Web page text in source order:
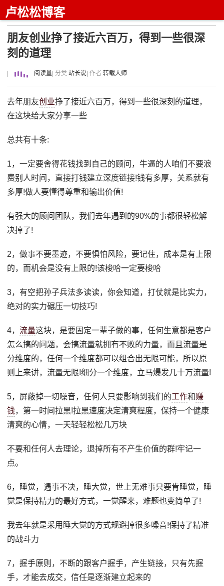
卢松松博客
朋友创业挣了接近六百万，得到一些很深
刻的道理
阅读量 | 分类:站长说 | 作者:转载大师
去年朋友创业挣了接近六百万，得到一些很深刻的道理，
在这块给大家分享一些
总共有十条:
1，一定要舍得花钱找到自己的顾问，牛逼的人咱们不要浪
费别人时间，直接打钱建立深度链接!钱有多厚，关系就有
多厚!做人要懂得尊重和输出价值!
有强大的顾问团队，我们去年遇到的90%的事都很轻松解
决掉了!
2，做事不要墨迹，不要惧怕风险，要记住，成本是有上限
的，而机会是没有上限的!该梭哈一定要梭哈
3，有空把孙子兵法多读读，你会知道，打仗就是比实力，
绝对的实力碾压一切技巧!
4，流量这块，是要固定一辈子做的事，任何生意都是客户
怎么搞的问题，会搞流量就拥有不败的力量，而且流量是
分维度的，任何一个维度都可以组合出无限可能，所以原
则上来讲，流量无限!细分一个维度，立马爆发几十万流量!
5，屏蔽掉一切噪音，任何人只要影响到我们的工作和赚
钱，第一时间拉黑!拉黑速度决定清爽程度，保持一个健康
清爽的心情，一天轻轻松松几万块
不要和任何人去理论，退掉所有不产生价值的群!牢记一
点。
6，睡觉，遇事不决，睡大觉，世上无难事只要肯睡觉，睡
觉是保持精力的最好方式，一觉醒来，难题也变简单了!
我去年就是采用睡大觉的方式规避掉很多噪音!保持了精准
的战斗力
7，握手原则，不断的跟客户握手，产生链接，只有先握
手，才能去成交，信任是逐渐建立起来的